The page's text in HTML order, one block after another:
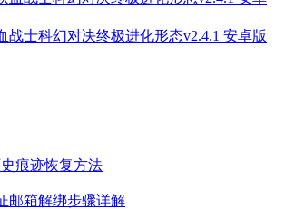
战士科幻对决终极进化形态v2.4.1 安卓版
痕迹恢复方法
邮箱解绑步骤详解